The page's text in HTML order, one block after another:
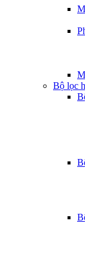
Bộ lọc